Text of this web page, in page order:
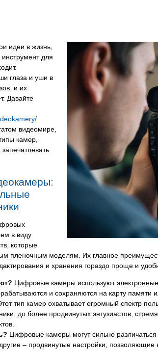
идеи в жизнь,
для
глаза и уши в
и их
Давайте
видеомире,
камер,
в виду
которые
пленочным моделям. Их главное
и хранения гораздо проще и
Цифровые камеры используют
и сохраняются на карту памяти
тип камер охватывает огромный спектр
до более продвинутых энтузиастов,
Цифровые камеры могут сильно
– продвинутые настройки, позволяющие